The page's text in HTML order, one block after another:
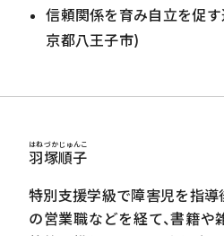
信頼関係を育み自立を促す
京都八王子市)
羽塚順子
はねづかじゅんこ
特別支援学級で障害児を指導
の営業職などを経て、書籍や